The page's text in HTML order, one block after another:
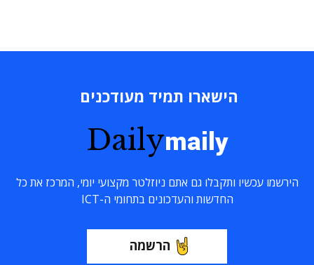
הישארו תמיד מעודכנים
Dailymaily
הירשמו עכשיו ותקבלו גם אתם ניוזלטר מקצועי יומי, המרכז את כל
החדשות והעדכונים בתחומי ה-ICT
הרשמה